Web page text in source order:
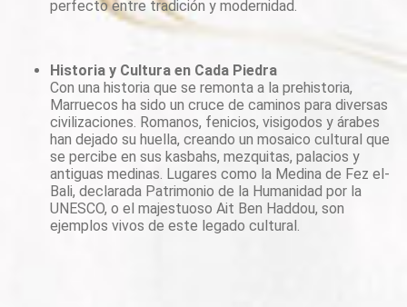
perfecto entre tradición y modernidad.
Historia y Cultura en Cada Piedra
Con una historia que se remonta a la prehistoria,
Marruecos ha sido un cruce de caminos para diversas
civilizaciones. Romanos, fenicios, visigodos y árabes
han dejado su huella, creando un mosaico cultural que
se percibe en sus kasbahs, mezquitas, palacios y
antiguas medinas. Lugares como la Medina de Fez el-
Bali, declarada Patrimonio de la Humanidad por la
UNESCO, o el majestuoso Ait Ben Haddou, son
ejemplos vivos de este legado cultural.